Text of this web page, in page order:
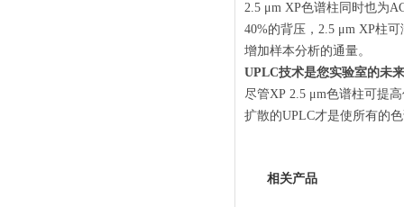
2.5 μm XP色谱柱同时也为
40%的背压，2.5 μm XP柱
增加样本分析的通量。
UPLC技术是您实验室的未
尽管XP 2.5 μm色谱柱可提
扩散的UPLC才是使所有的
相关产品